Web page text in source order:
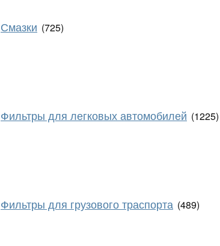
Смазки (725)
Фильтры для легковых автомобилей (1225)
Фильтры для грузового траспорта (489)